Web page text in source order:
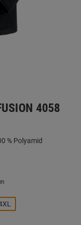
4058
% Polyamid